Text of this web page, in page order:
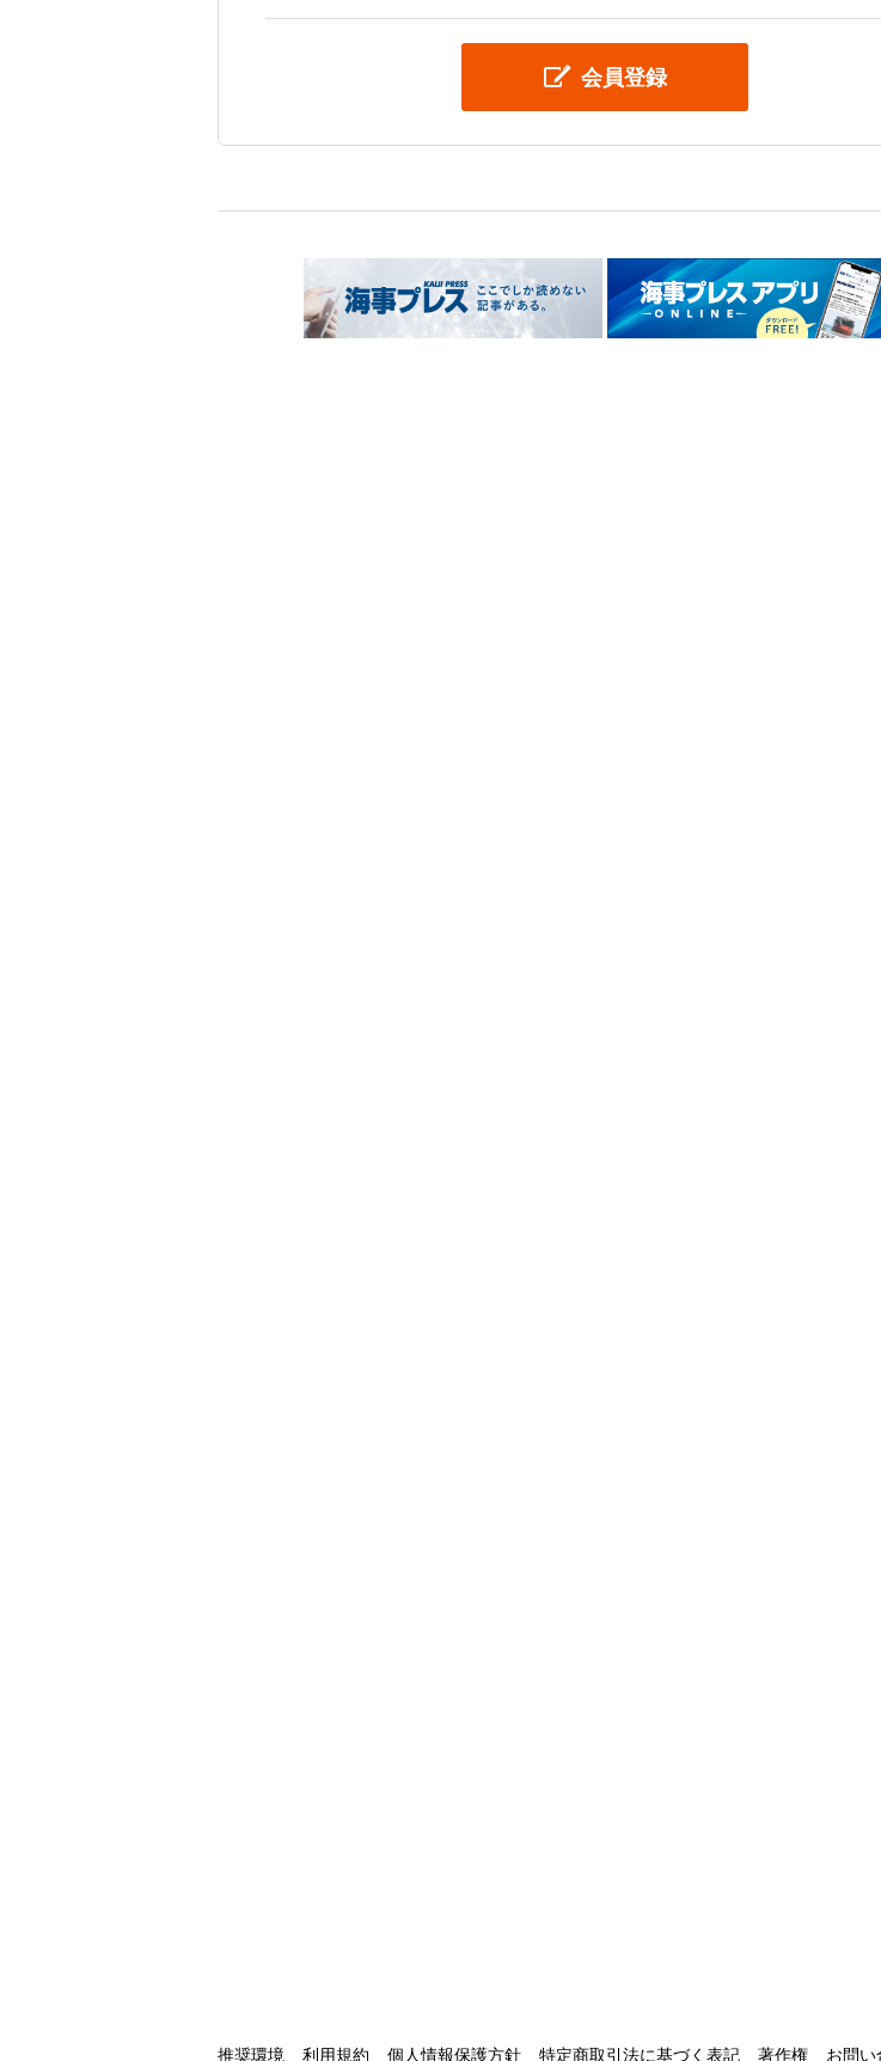
会員登録
推奨環境 利用規約 個人情報保護方針 特定商取引法に基づく表記 著作権 お問い